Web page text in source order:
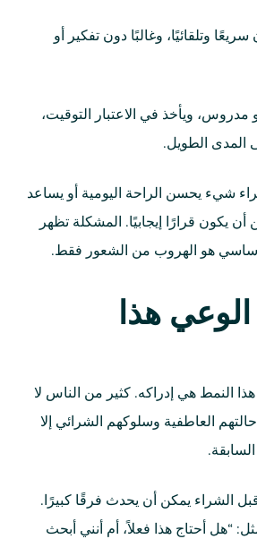
وتلقائيًا، وغالبًا دون تفكير أو
مدروس، ويأخذ في الاعتبار التوقيت،
المدى الطويل.
شيء يحسن الراحة اليومية أو يساعد
يكون قرارًا إيجابيًا. المشكلة تظهر
هو الهروب من الشعور فقط.
هذا
هذا النمط هي إدراكه. كثير من الناس لا
العاطفية وسلوكهم الشرائي إلا
الشراء يمكن أن يحدث فرقًا كبيرًا.
أحتاج هذا فعلاً، أم أنني أبحث